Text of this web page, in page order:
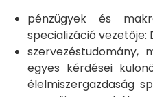
pénzügyek és
specializáció vezetője:
szervezéstudomány,
egyes kérdései
élelmiszergazdaság